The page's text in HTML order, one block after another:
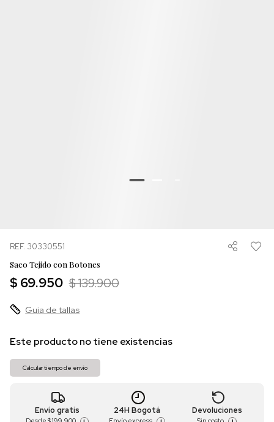
REF. 30330551
Saco Tejido con Botones
$ 69.950 $ 139.900
Guia de tallas
Este producto no tiene existencias
Calcular tiempo de envío
Envío gratis 24H Bogotá Devoluciones